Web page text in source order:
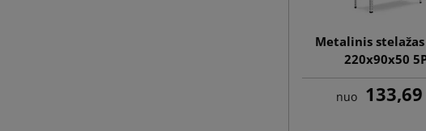
Metalinis
220x90x50
nuo